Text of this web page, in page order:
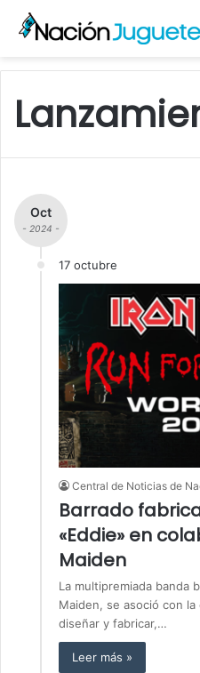
Oct
- 2024 -
17 octubre
Central de Noticias de
Barrado
«Eddie» en
Maiden
La multipremiada banda
Maiden, se asoció con
diseñar y fabricar,…
Leer más »